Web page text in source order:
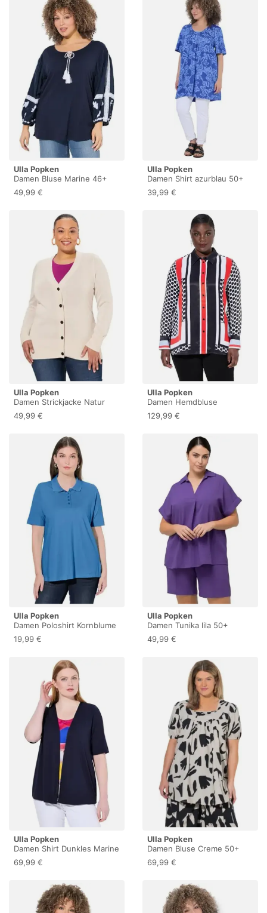
Ulla Popken
Damen Bluse Marine 46+
49,99 €
Ulla Popken
Damen Shirt azurblau 50+
39,99 €
Ulla Popken
Damen Strickjacke Natur
Melange 50+
49,99 €
Ulla Popken
Damen Hemdbluse
schneeweiß 54+
129,99 €
Ulla Popken
Damen Poloshirt Kornblume
46+
19,99 €
Ulla Popken
Damen Tunika lila 50+
49,99 €
Ulla Popken
Damen Shirt Dunkles Marine
46+
69,99 €
Ulla Popken
Damen Bluse Creme 50+
69,99 €